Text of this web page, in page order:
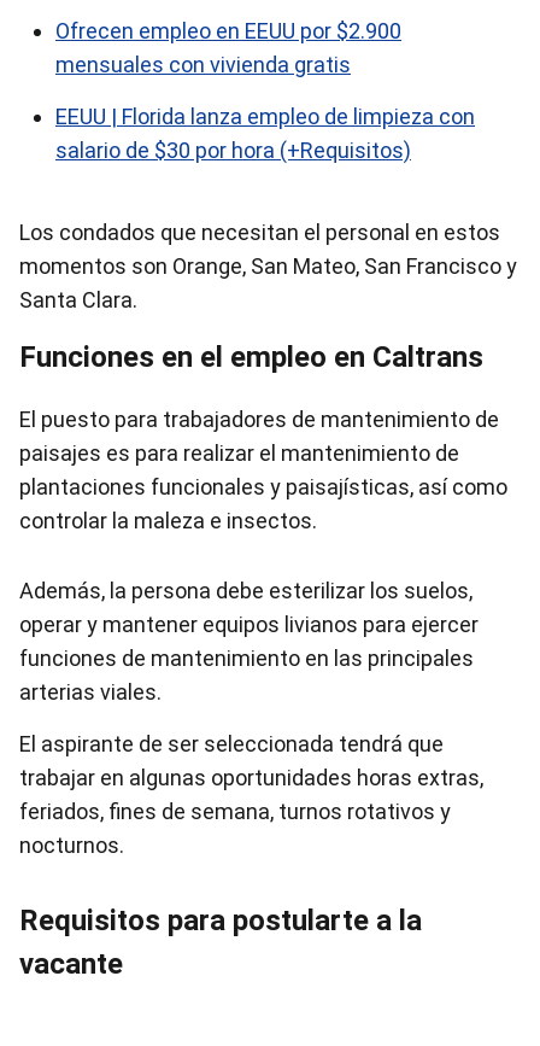
Ofrecen empleo en EEUU por $2.900
mensuales con vivienda gratis
EEUU | Florida lanza empleo de limpieza con
salario de $30 por hora (+Requisitos)
Los condados que necesitan el personal en estos
momentos son Orange, San Mateo, San Francisco y
Santa Clara.
Funciones en el empleo en Caltrans
El puesto para trabajadores de mantenimiento de
paisajes es para realizar el mantenimiento de
plantaciones funcionales y paisajísticas, así como
controlar la maleza e insectos.
Además, la persona debe esterilizar los suelos,
operar y mantener equipos livianos para ejercer
funciones de mantenimiento en las principales
arterias viales.
El aspirante de ser seleccionada tendrá que
trabajar en algunas oportunidades horas extras,
feriados, fines de semana, turnos rotativos y
nocturnos.
Requisitos para postularte a la
vacante